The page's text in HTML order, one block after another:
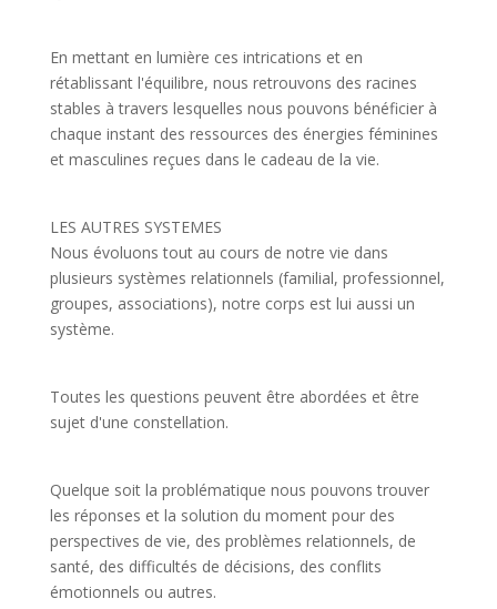
En mettant en lumière ces intrications et en
rétablissant l'équilibre, nous retrouvons des racines
stables à travers lesquelles nous pouvons bénéficier à
chaque instant des ressources des énergies féminines
et masculines reçues dans le cadeau de la vie.
LES AUTRES SYSTEMES
Nous évoluons tout au cours de notre vie dans
plusieurs systèmes relationnels (familial, professionnel,
groupes, associations), notre corps est lui aussi un
système.
Toutes les questions peuvent être abordées et être
sujet d'une constellation.
Quelque soit la problématique nous pouvons trouver
les réponses et la solution du moment pour des
perspectives de vie, des problèmes relationnels, de
santé, des difficultés de décisions, des conflits
émotionnels ou autres.